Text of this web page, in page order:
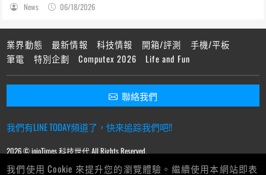
News 06/18/2026
業界動態 最新情報 科技情報 開箱/評測
手機/平板
筆電
特別企劃 Computex 2026 Life and Fun
聯絡我們
我們有LINE TODAY頻道了，快來追踪我們吧!!
2026 © ioioTimes 科技世代 All Rights Reserved.
我們使用 Cookie 來提升您的瀏覽體驗。繼續使用本網站即表